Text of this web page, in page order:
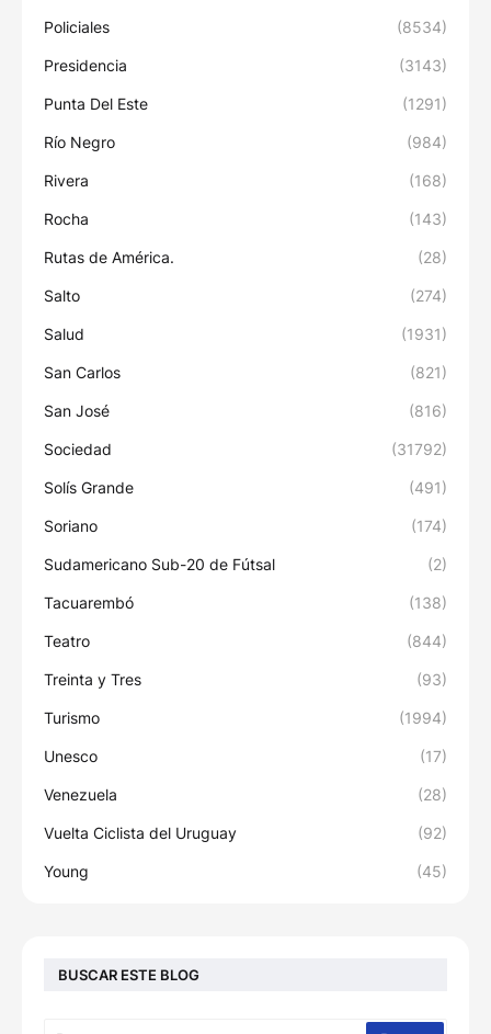
Policiales (8534)
Presidencia (3143)
Punta Del Este (1291)
Río Negro (984)
Rivera (168)
Rocha (143)
Rutas de América. (28)
Salto (274)
Salud (1931)
San Carlos (821)
San José (816)
Sociedad (31792)
Solís Grande (491)
Soriano (174)
Sudamericano Sub-20 de Fútsal (2)
Tacuarembó (138)
Teatro (844)
Treinta y Tres (93)
Turismo (1994)
Unesco (17)
Venezuela (28)
Vuelta Ciclista del Uruguay (92)
Young (45)
BUSCAR ESTE BLOG